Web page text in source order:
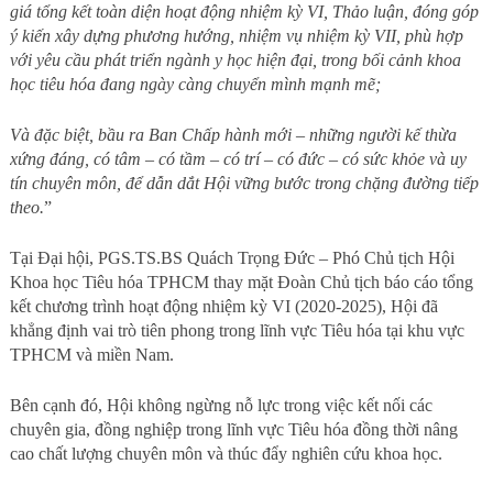
giá tổng kết toàn diện hoạt động nhiệm kỳ VI, Thảo luận, đóng góp
ý kiến xây dựng phương hướng, nhiệm vụ nhiệm kỳ VII, phù hợp
với yêu cầu phát triển ngành y học hiện đại, trong bối cảnh khoa
học tiêu hóa đang ngày càng chuyển mình mạnh mẽ;
Và đặc biệt, bầu ra Ban Chấp hành mới – những người kế thừa
xứng đáng, có tâm – có tầm – có trí – có đức – có sức khỏe và uy
tín chuyên môn, để dẫn dắt Hội vững bước trong chặng đường tiếp
theo.”
Tại Đại hội, PGS.TS.BS Quách Trọng Đức – Phó Chủ tịch Hội
Khoa học Tiêu hóa TPHCM thay mặt Đoàn Chủ tịch báo cáo tổng
kết chương trình hoạt động nhiệm kỳ VI (2020-2025), Hội đã
khẳng định vai trò tiên phong trong lĩnh vực Tiêu hóa tại khu vực
TPHCM và miền Nam.
Bên cạnh đó, Hội không ngừng nỗ lực trong việc kết nối các
chuyên gia, đồng nghiệp trong lĩnh vực Tiêu hóa đồng thời nâng
cao chất lượng chuyên môn và thúc đẩy nghiên cứu khoa học.